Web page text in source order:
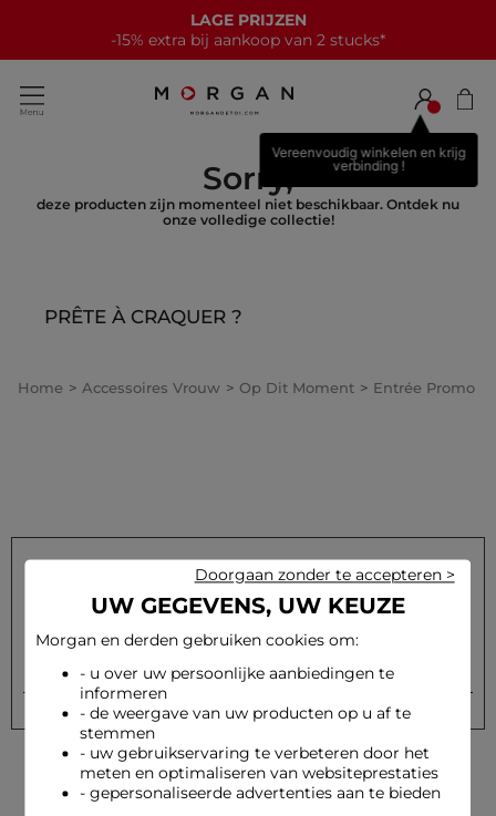
LAGE PRIJZEN
-15% extra bij aankoop van 2 stucks*
Vereenvoudig winkelen en krijg
verbinding !
Sorry,
deze producten zijn momenteel niet beschikbaar. Ontdek nu
onze volledige collectie!
PRÊTE À CRAQUER ?
Home Accessoires Vrouw Op Dit Moment Entrée Promo
Schrijf u in op onze nieuwsbrief en ontvang onze speciale
aanbiedingen
Uw e-mailadres
UW GEGEVENS, UW KEUZE
Morgan en derden gebruiken cookies om:
- u over uw persoonlijke aanbiedingen te
informeren
- de weergave van uw producten op u af te
stemmen
- uw gebruikservaring te verbeteren door het
meten en optimaliseren van websiteprestaties
- gepersonaliseerde advertenties aan te bieden
Doorgaan zonder te accepteren >